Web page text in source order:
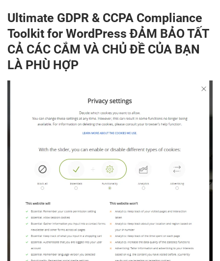
Ultimate GDPR & CCPA Compliance
Toolkit for WordPress ĐẢM BẢO TẤT
CẢ CÁC CẮM VÀ CHỦ ĐỀ CỦA BẠN
LÀ PHÙ HỢP